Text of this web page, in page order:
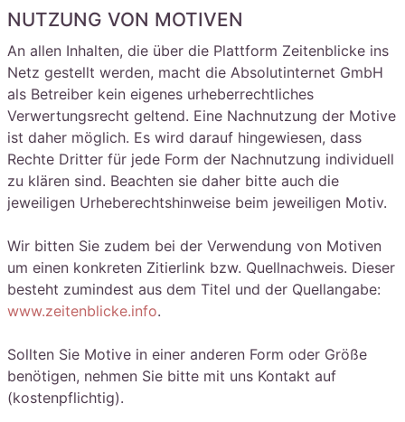
NUTZUNG VON MOTIVEN
An allen Inhalten, die über die Plattform Zeitenblicke ins
Netz gestellt werden, macht die Absolutinternet GmbH
als Betreiber kein eigenes urheberrechtliches
Verwertungsrecht geltend. Eine Nachnutzung der Motive
ist daher möglich. Es wird darauf hingewiesen, dass
Rechte Dritter für jede Form der Nachnutzung individuell
zu klären sind. Beachten sie daher bitte auch die
jeweiligen Urheberechtshinweise beim jeweiligen Motiv.
Wir bitten Sie zudem bei der Verwendung von Motiven
um einen konkreten Zitierlink bzw. Quellnachweis. Dieser
besteht zumindest aus dem Titel und der Quellangabe:
www.zeitenblicke.info.
Sollten Sie Motive in einer anderen Form oder Größe
benötigen, nehmen Sie bitte mit uns Kontakt auf
(kostenpflichtig).